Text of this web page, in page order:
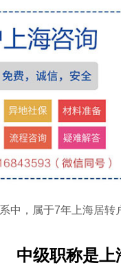
中，属于7年上海居
中级职称是上